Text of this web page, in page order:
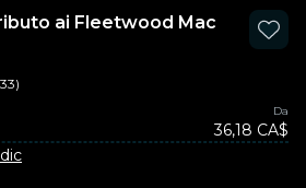
ai Fleetwood Mac
Da
36,18 CA$